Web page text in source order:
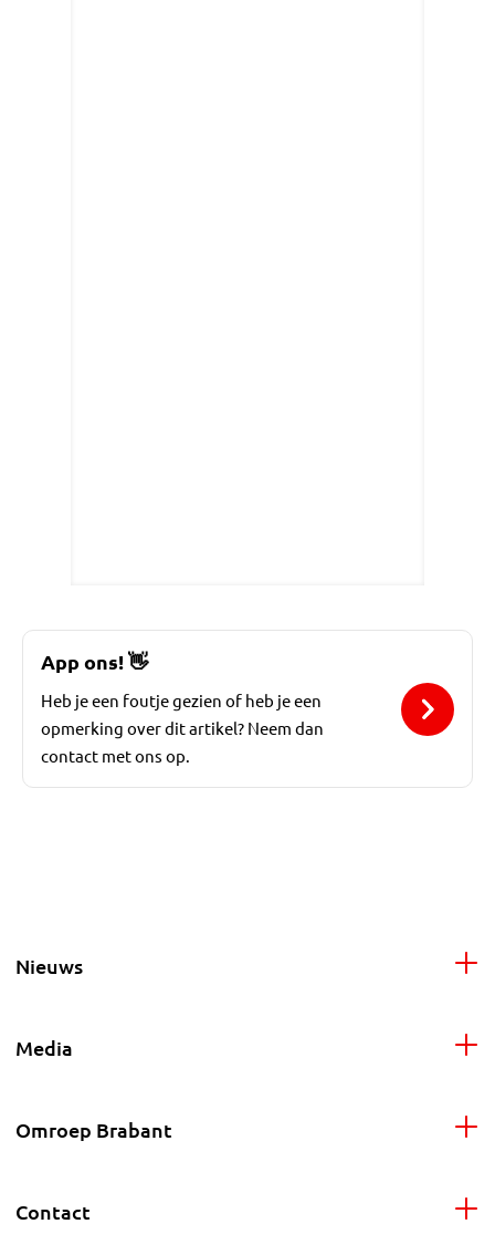
App ons!👋
Heb je een foutje gezien of heb je een
opmerking over dit artikel? Neem dan
contact met ons op.
Nieuws
Media
Omroep Brabant
Contact